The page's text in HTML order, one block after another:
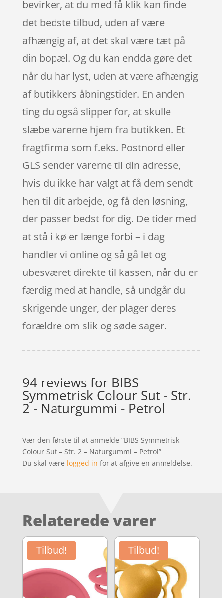
bevirker, at du med få klik kan finde
det bedste tilbud, uden af være
afhængig af, at det skal være tæt på
din bopæl. Og du kan endda gøre det
når du har lyst, uden at være afhængig
af butikkers åbningstider. En anden
ting du også slipper for, at skulle
slæbe varerne hjem fra butikken. Et
fragtfirma som f.eks. Postnord eller
GLS sender varerne til din adresse,
hvis du ikke har valgt at få dem sendt
hen til dit arbejde, og få den løsning,
der passer bedst for dig. De tider med
at stå i kø er længe forbi – i dag
handler vi online og så gå let og
ubesværet direkte til kassen, når du er
færdig med at handle, så undgår du
skrigende unger, der plager deres
forældre om slik og søde sager.
94 reviews for BIBS
Symmetrisk Colour Sut - Str.
2 - Naturgummi - Petrol
Vær den første til at anmelde “BIBS Symmetrisk
Colour Sut – Str. 2 – Naturgummi – Petrol”
Du skal være logged in for at afgive en anmeldelse.
Relaterede varer
Tilbud! Tilbud!